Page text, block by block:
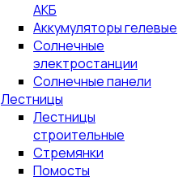
АКБ
Аккумуляторы гелевые
Солнечные
электростанции
Солнечные панели
Лестницы
Лестницы
строительные
Стремянки
Помосты